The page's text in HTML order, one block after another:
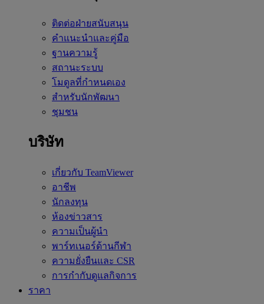
ติดต่อฝ่ายสนับสนุน
คำแนะนำและคู่มือ
ฐานความรู้
สถานะระบบ
โมดูลที่กำหนดเอง
สำหรับนักพัฒนา
ชุมชน
บริษัท
เกี่ยวกับ TeamViewer
อาชีพ
นักลงทุน
ห้องข่าวสาร
ความเป็นผู้นำ
พาร์ทเนอร์ด้านกีฬา
ความยั่งยืนและ CSR
การกำกับดูแลกิจการ
ราคา